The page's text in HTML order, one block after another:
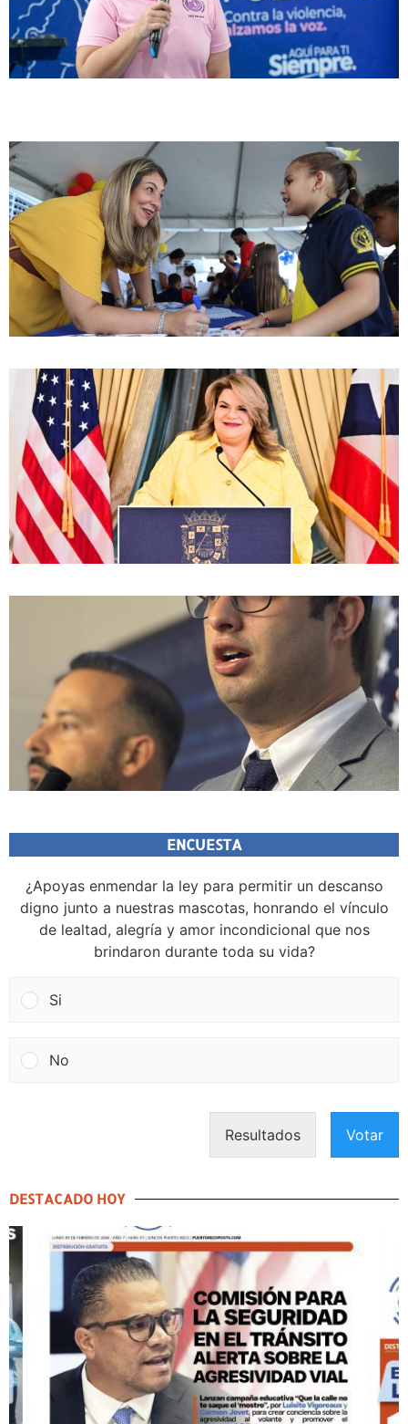
ENCUESTA
¿Apoyas enmendar la ley para permitir un descanso
digno junto a nuestras mascotas, honrando el vínculo
de lealtad, alegría y amor incondicional que nos
brindaron durante toda su vida?
Si
No
Resultados Votar
DESTACADO HOY